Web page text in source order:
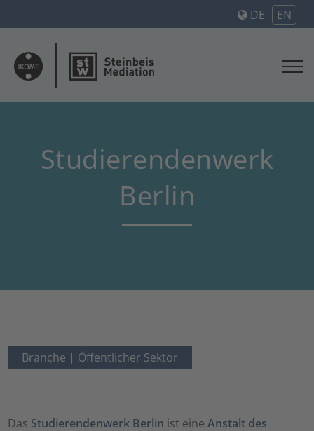
DE EN
Studierendenwerk
Berlin
Branche | Öffentlicher Sektor
Das Studierendenwerk Berlin ist eineAnstalt des